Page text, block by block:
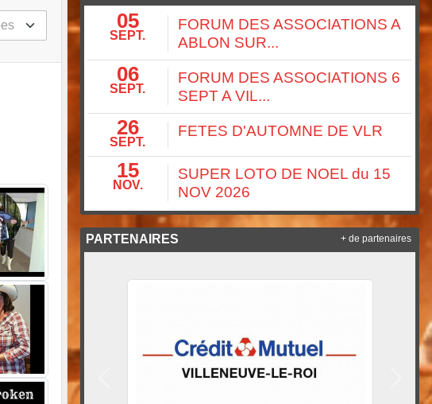
05
SEPT.
FORUM DES ASSOCIATIONS A
ABLON SUR...
06
SEPT.
FORUM DES ASSOCIATIONS 6
SEPT A VIL...
26
SEPT.
FETES D'AUTOMNE DE VLR
15
NOV.
SUPER LOTO DE NOEL du 15
NOV 2026
PARTENAIRES + de partenaires